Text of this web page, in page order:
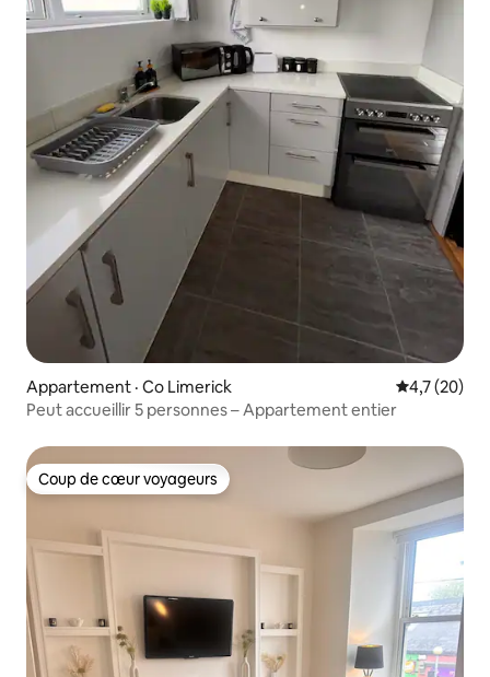
Appartement · Co Limerick Note
4,7 (20)
Peut accueillir 5 personnes – Appartement entier
Coup de cœur voyageurs
Coup de cœur voyageurs